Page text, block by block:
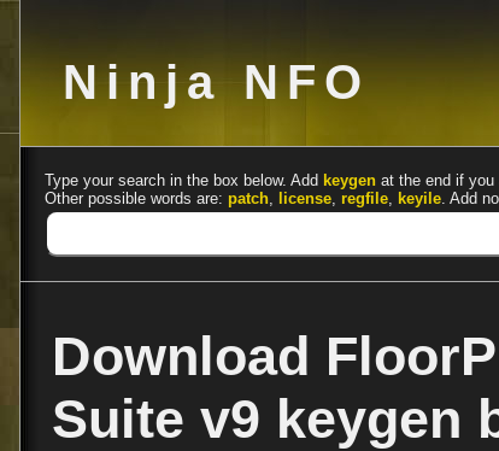
Ninja NFO
Type your search in the box below. Add keygen at the end if you
Other possible words are: patch, license, regfile, keyile. Add
Download
Suite v9 keygen